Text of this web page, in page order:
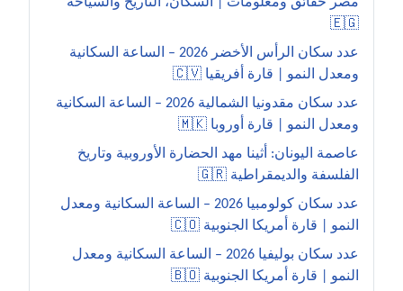
مصر حقائق ومعلومات | السكان، التاريخ والسياحة
🇪🇬
عدد سكان الرأس الأخضر 2026 – الساعة السكانية
ومعدل النمو | قارة أفريقيا 🇨🇻
عدد سكان مقدونيا الشمالية 2026 – الساعة السكانية
ومعدل النمو | قارة أوروبا 🇲🇰
عاصمة اليونان: أثينا مهد الحضارة الأوروبية وتاريخ
الفلسفة والديمقراطية 🇬🇷
عدد سكان كولومبيا 2026 – الساعة السكانية ومعدل
النمو | قارة أمريكا الجنوبية 🇨🇴
عدد سكان بوليفيا 2026 – الساعة السكانية ومعدل
النمو | قارة أمريكا الجنوبية 🇧🇴